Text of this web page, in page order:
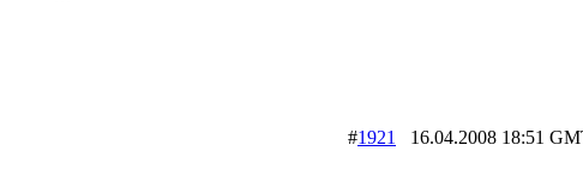
#1921 16.04.2008 18:51